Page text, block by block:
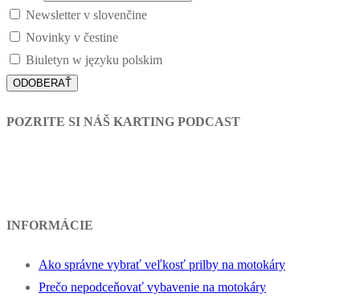
Newsletter v slovenčine
Novinky v čestine
Biuletyn w języku polskim
POZRITE SI NÁŠ KARTING PODCAST
INFORMÁCIE
Ako správne vybrať veľkosť prilby na motokáry
Prečo nepodceňovať vybavenie na motokáry